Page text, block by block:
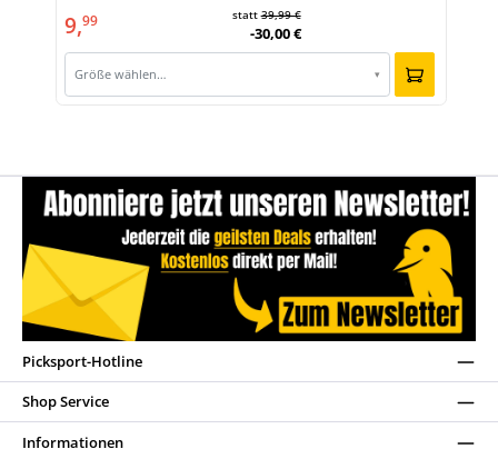
9,99 statt39,99 €
-30,00 €
Größe wählen… ▾
Picksport-Hotline
Shop Service
Informationen